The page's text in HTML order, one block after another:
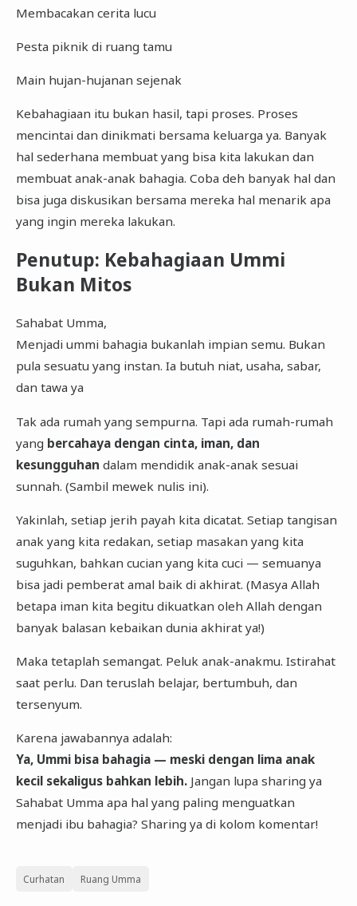
Membacakan cerita lucu
Pesta piknik di ruang tamu
Main hujan-hujanan sejenak
Kebahagiaan itu bukan hasil, tapi proses. Proses
mencintai dan dinikmati bersama keluarga ya. Banyak
hal sederhana membuat yang bisa kita lakukan dan
membuat anak-anak bahagia. Coba deh banyak hal dan
bisa juga diskusikan bersama mereka hal menarik apa
yang ingin mereka lakukan.
Penutup: Kebahagiaan Ummi
Bukan Mitos
Sahabat Umma,
Menjadi ummi bahagia bukanlah impian semu. Bukan
pula sesuatu yang instan. Ia butuh niat, usaha, sabar,
dan tawa ya
Tak ada rumah yang sempurna. Tapi ada rumah-rumah
yang bercahaya dengan cinta, iman, dan
kesungguhan dalam mendidik anak-anak sesuai
sunnah. (Sambil mewek nulis ini).
Yakinlah, setiap jerih payah kita dicatat. Setiap tangisan
anak yang kita redakan, setiap masakan yang kita
suguhkan, bahkan cucian yang kita cuci — semuanya
bisa jadi pemberat amal baik di akhirat. (Masya Allah
betapa iman kita begitu dikuatkan oleh Allah dengan
banyak balasan kebaikan dunia akhirat ya!)
Maka tetaplah semangat. Peluk anak-anakmu. Istirahat
saat perlu. Dan teruslah belajar, bertumbuh, dan
tersenyum.
Karena jawabannya adalah:
Ya, Ummi bisa bahagia — meski dengan lima anak
kecil sekaligus bahkan lebih. Jangan lupa sharing ya
Sahabat Umma apa hal yang paling menguatkan
menjadi ibu bahagia? Sharing ya di kolom komentar!
Curhatan Ruang Umma